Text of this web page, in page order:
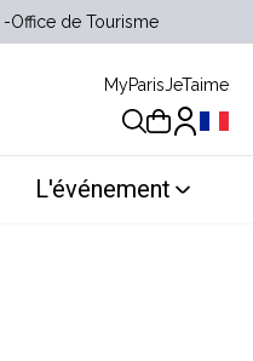
Office de Tourisme
MyParisJeTaime
L'événement